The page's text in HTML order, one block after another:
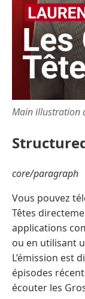
Main illustration
core/paragraph
Vous pouvez
Têtes
applications
ou en utilisant
L’émission est
épisodes
écouter les